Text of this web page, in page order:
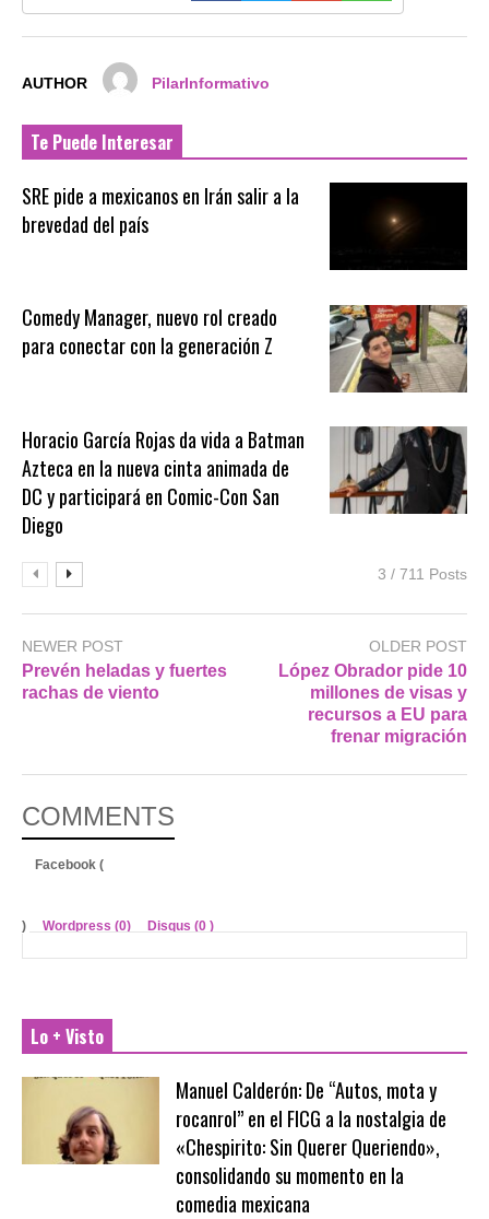
AUTHOR PilarInformativo
Te Puede Interesar
SRE pide a mexicanos en Irán salir a la
brevedad del país
Comedy Manager, nuevo rol creado
para conectar con la generación Z
Horacio García Rojas da vida a Batman
Azteca en la nueva cinta animada de
DC y participará en Comic-Con San
Diego
3 / 711 Posts
NEWER POST
Prevén heladas y fuertes
rachas de viento
OLDER POST
López Obrador pide 10
millones de visas y
recursos a EU para
frenar migración
COMMENTS
Facebook (
) Wordpress (0) Disqus (0 )
Lo + Visto
Manuel Calderón: De “Autos, mota y
rocanrol” en el FICG a la nostalgia de
«Chespirito: Sin Querer Queriendo»,
consolidando su momento en la
comedia mexicana